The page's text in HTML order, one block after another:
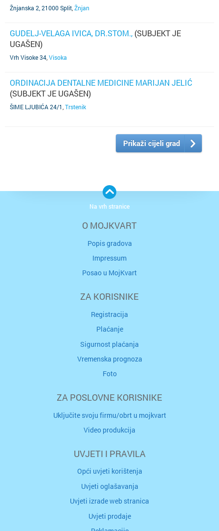
Žnjanska 2, 21000 Split Žnjan
GUDELJ-VELAGA IVICA, DR.STOM., (SUBJEKT JE
UGAŠEN)
Vrh Visoke 34 Visoka
ORDINACIJA DENTALNE MEDICINE MARIJAN JELIĆ
(SUBJEKT JE UGAŠEN)
ŠIME LJUBIĆA 24/1 Trstenik
Prikaži cijeli grad
O MOJKVART
Popis gradova
Impressum
Posao u MojKvart
ZA KORISNIKE
Registracija
Plaćanje
Sigurnost plaćanja
Vremenska prognoza
Foto
ZA POSLOVNE KORISNIKE
Uključite svoju firmu/obrt u mojkvart
Video produkcija
UVJETI I PRAVILA
Opći uvjeti korištenja
Uvjeti oglašavanja
Uvjeti izrade web stranica
Uvjeti prodaje
Na vrh stranice